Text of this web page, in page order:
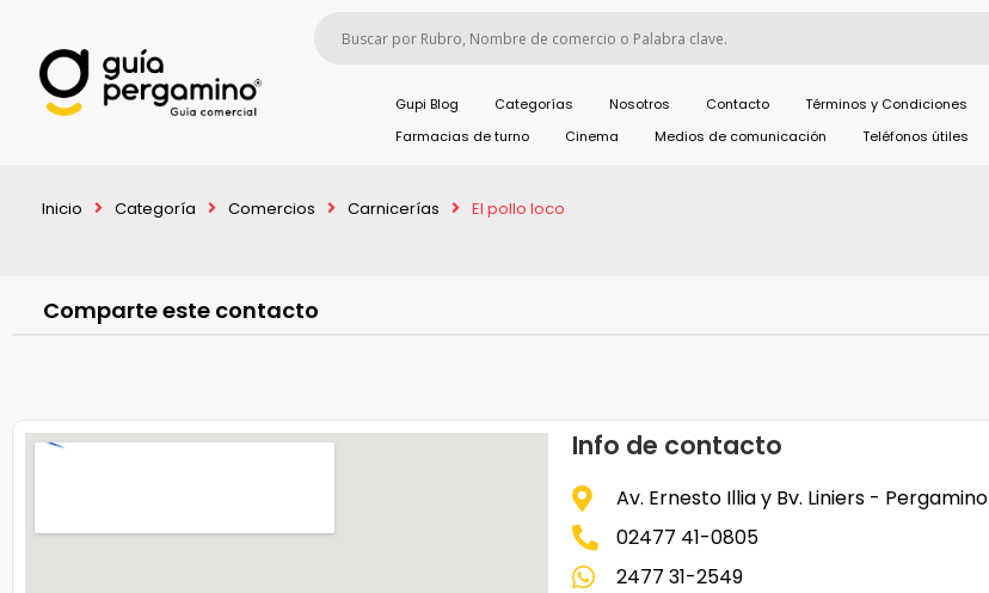
Gupi Blog Categorías Nosotros Contacto
Términos y Condiciones
Farmacias de turno
Cinema Medios de comunicación Teléfonos útiles
Inicio Categoría Comercios Carnicerías El pollo loco
Comparte este contacto
Info de contacto
Av. Ernesto Illia y Bv. Liniers - Pergamino
02477 41-0805
2477 31-2549